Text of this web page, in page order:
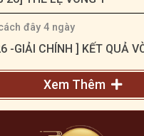
đây 4 ngày
-GIẢI CHÍNH ] KẾT QUẢ
Xem Thêm